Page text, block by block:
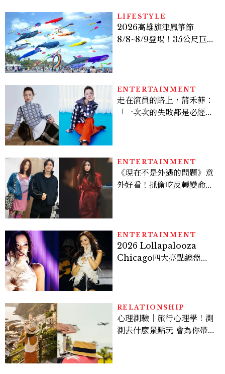
LIFESTYLE
2026高雄旗津風箏節
8/8~8/9登場！35公尺巨大
ENTERTAINMENT
走在演員的路上，蒲禾菲：
「一次次的失敗都是必經過
ENTERTAINMENT
《現在不是外遇的問題》意
外好看！抓偷吃反轉變命
看點懶人包
ENTERTAINMENT
2026 Lollapalooza
Chicago四大亮點總盤
RELATIONSHIP
心理測驗｜旅行心理學！測
測去什麼景點玩 會為你帶來